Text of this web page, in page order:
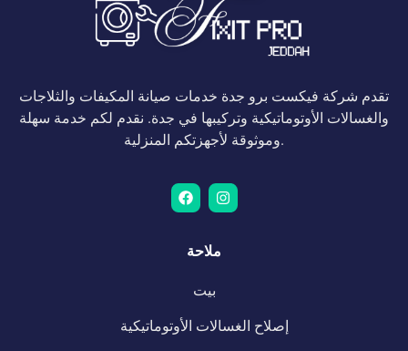
تقدم شركة فيكست برو جدة خدمات صيانة المكيفات والثلاجات
والغسالات الأوتوماتيكية وتركيبها في جدة. نقدم لكم خدمة سهلة
وموثوقة لأجهزتكم المنزلية.
ملاحة
بيت
إصلاح الغسالات الأوتوماتيكية